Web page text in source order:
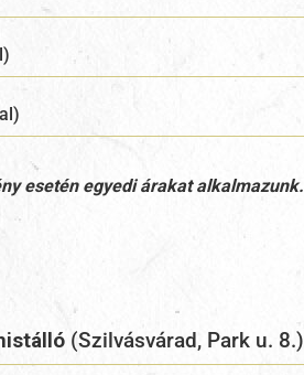
esetén egyedi árakat alkalmazunk.
(Szilvásvárad, Park u. 8.)